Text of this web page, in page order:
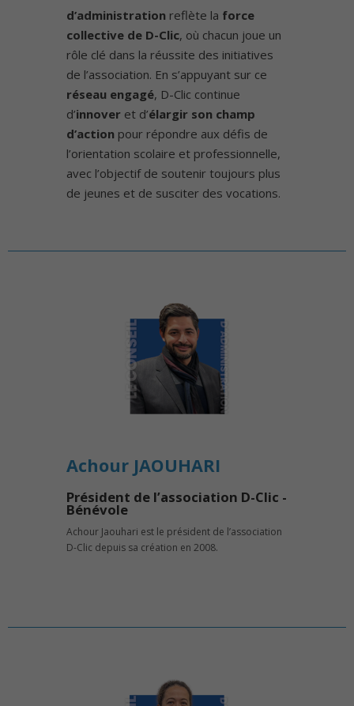
d’administration reflète la force
collective de D-Clic, où chacun joue un
rôle clé dans la réussite des initiatives
de l’association. En s’appuyant sur ce
réseau engagé, D-Clic continue
d’innover et d’élargir son champ
d’action pour répondre aux défis de
l’orientation scolaire et professionnelle,
avec l’objectif de soutenir toujours plus
de jeunes et de susciter des vocations.
Achour JAOUHARI
Président de l’association D-Clic -
Bénévole
Achour Jaouhari est le président de l’association
D-Clic depuis sa création en 2008.